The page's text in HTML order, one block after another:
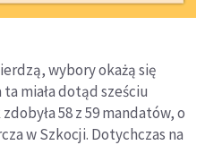
wybory okażą się
miała dotąd sześciu
58 z 59 mandatów, o
w Szkocji. Dotychczas na